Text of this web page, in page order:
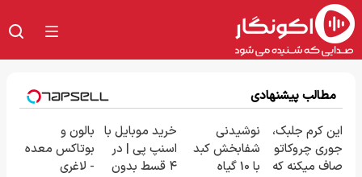
مطالب پیشنهادی
این کرم جلبک،
جوری چروکاتو
صاف میکنه که
نوشیدنی
شفابخش کبد
با 10 گیاه
خرید موبایل با
اسنپ پی | در
۴ قسط بدون
بالون و
بوتاکس معده
- لاغری